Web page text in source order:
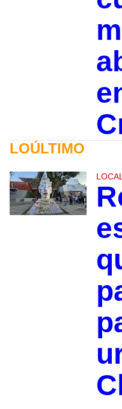
LOÚLTIMO
LOCAL